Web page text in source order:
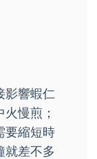
影響蝦仁
慢煎；
要縮短時
就差不多